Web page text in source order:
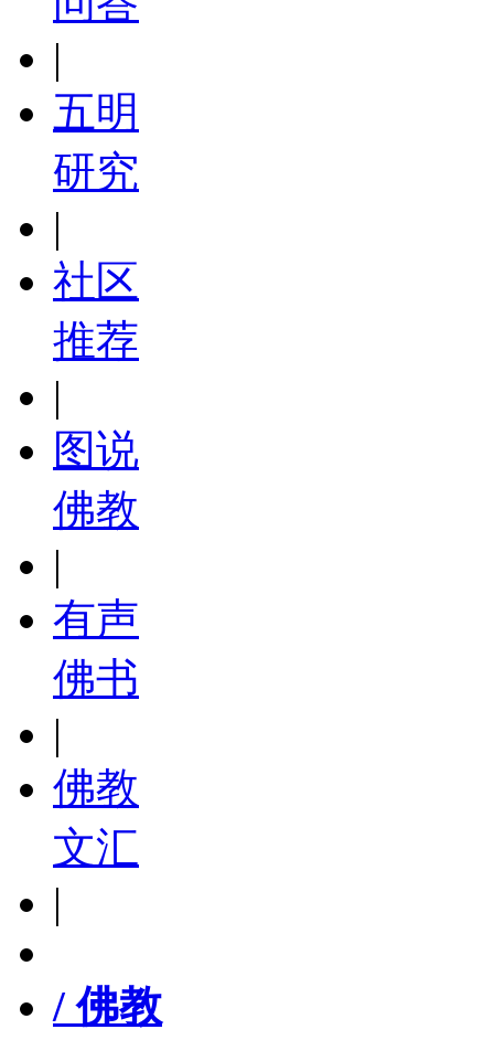
|
五明
研究
|
社区
推荐
|
图说
佛教
|
有声
佛书
|
佛教
文汇
|
/ 佛教